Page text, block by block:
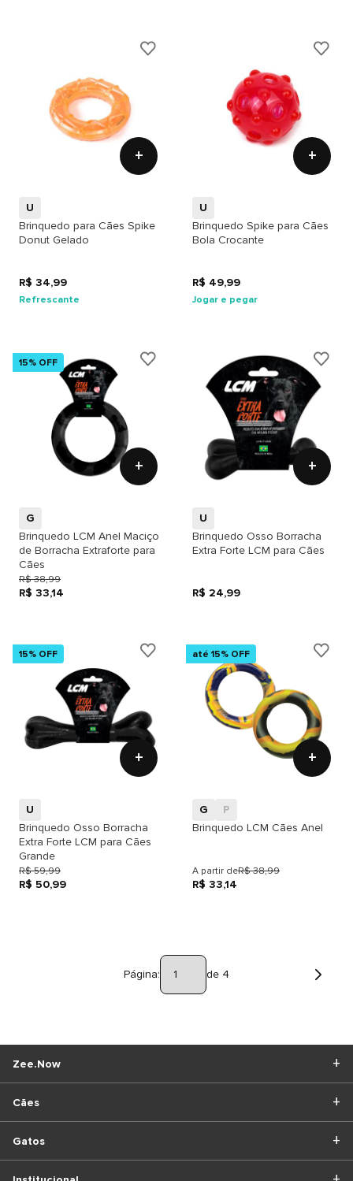
+
U
Brinquedo para Cães Spike
Donut Gelado
R$ 34,99
Refrescante
+
U
Brinquedo Spike para Cães
Bola Crocante
R$ 49,99
Jogar e pegar
15% OFF
+
G
Brinquedo LCM Anel Maciço
de Borracha Extraforte para
Cães
R$ 38,99
R$ 33,14
+
U
Brinquedo Osso Borracha
Extra Forte LCM para Cães
R$ 24,99
15% OFF
+
U
Brinquedo Osso Borracha
Extra Forte LCM para Cães
Grande
R$ 59,99
R$ 50,99
até 15% OFF
+
G
P
Brinquedo LCM Cães Anel
A partir deR$ 38,99
R$ 33,14
Página: de 4
Cães
Gatos
Zee.Now